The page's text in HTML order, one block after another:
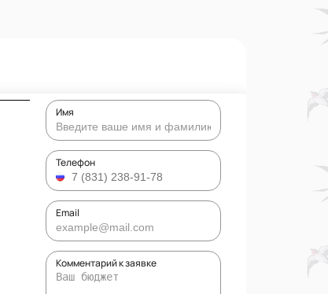
Имя
Телефон
Email
Комментарий к заявке